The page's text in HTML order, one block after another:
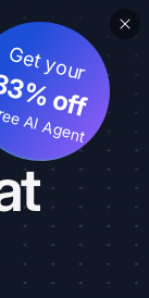
Get your
off
AI Agent